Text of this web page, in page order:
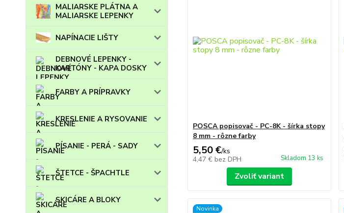
MALIARSKE PLÁTNA A
MALIARSKE LEPENKY
NAPÍNACIE LIŠTY
DEBNOVÉ LEPENKY -
KARTÓNY - KAPA DOSKY
FARBY A PRÍPRAVKY
KRESLENIE A RYSOVANIE
PÍSANIE - PERÁ - SADY
ŠTETCE - ŠPACHTLE
SKICÁRE A BLOKY
POSCA popisovač - PC-8K - šírka stopy
8 mm - rôzne farby
5,50 €/ks
4,47 € bez DPH Skladom 13 ks
Zvoliť variant
Novinka